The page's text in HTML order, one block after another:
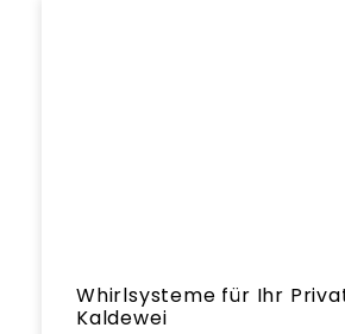
Whirlsysteme für Ihr
Kaldewei